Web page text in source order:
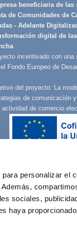
personalizar el
sociales,
haya
beneficiaria de las
de Comunidades de
- Adelante
digital de
incentivado con
Fondo Europeo de
del proyecto: La
de comunicación
actividad de comercio